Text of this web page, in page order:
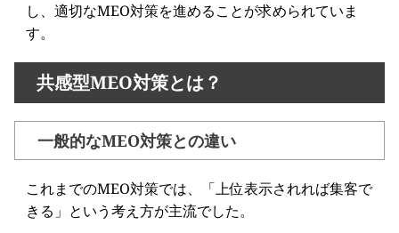
し、適切なMEO対策を進めることが求められていま
す。
共感型MEO対策とは？
一般的なMEO対策との違い
これまでのMEO対策では、「上位表示されれば集客で
きる」という考え方が主流でした。